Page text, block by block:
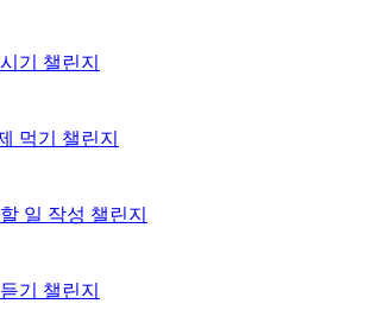
기 챌린지
먹기 챌린지
일 작성 챌린지
기 챌린지